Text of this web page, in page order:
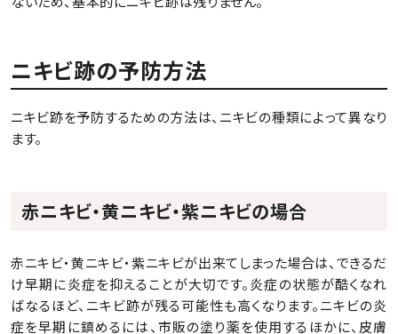
ニキビ跡の予防方法
ニキビ跡を予防するための方法は、ニキビの種類によって異なり
ます。
赤ニキビ・黄ニキビ・紫ニキビの場合
赤ニキビ・黄ニキビ・紫ニキビが出来てしまった場合は、できるだ
け早期に炎症を抑えることが大切です。炎症の状態が酷くなれ
ばなるほど、ニキビ跡が残る可能性も高くなります。ニキビの炎
症を早期に鎮めるには、市販の塗り薬を使用するほかに、皮膚